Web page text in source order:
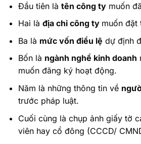
Đầu tiên là tên công tymuốn
Hai là địa chỉ công ty muốn đặt
Ba là mức vốn điều lệ dự định
Bốn là ngành nghề kinh doanh
muốn đăng ký hoạt động.
Năm là những thông tin về
trước pháp luật.
Cuối cùng là chụp ảnh giấy tờ
viên hay cổ đông (CCCD/